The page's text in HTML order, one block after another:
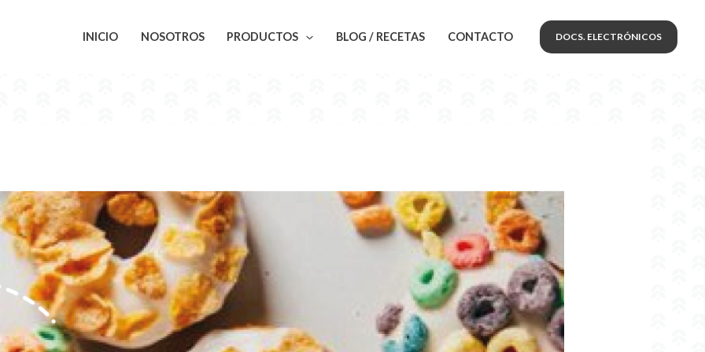
INICIO NOSOTROS PRODUCTOS BLOG / RECETAS CONTACTO DOCS. ELECTRÓNICOS